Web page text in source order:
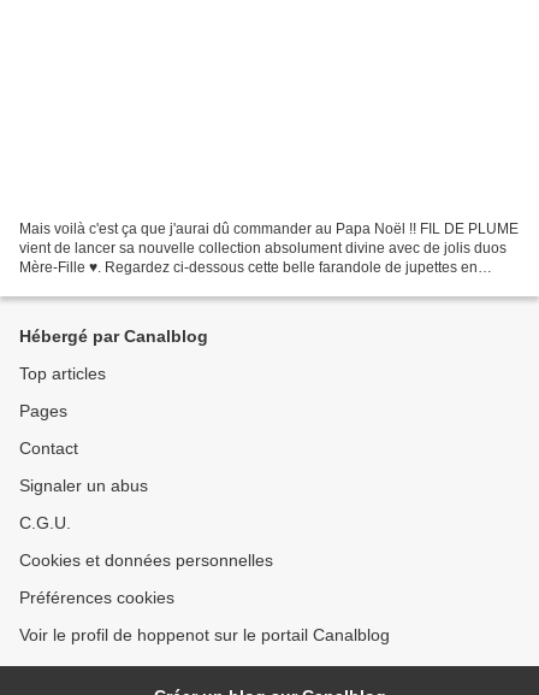
Mais voilà c'est ça que j'aurai dû commander au Papa Noël !! FIL DE PLUME
vient de lancer sa nouvelle collection absolument divine avec de jolis duos
Mère-Fille ♥️. Regardez ci-dessous cette belle farandole de jupettes en
Hébergé par Canalblog
Top articles
Pages
Contact
Signaler un abus
C.G.U.
Cookies et données personnelles
Préférences cookies
Voir le profil de hoppenot sur le portail Canalblog